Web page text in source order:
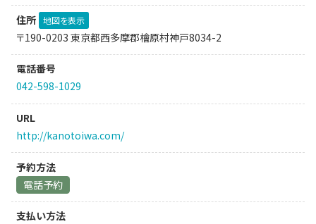
住所 地図を表示
〒190-0203 東京都西多摩郡檜原村神戸8034-2
電話番号
042-598-1029
URL
http://kanotoiwa.com/
予約方法
電話予約
支払い方法